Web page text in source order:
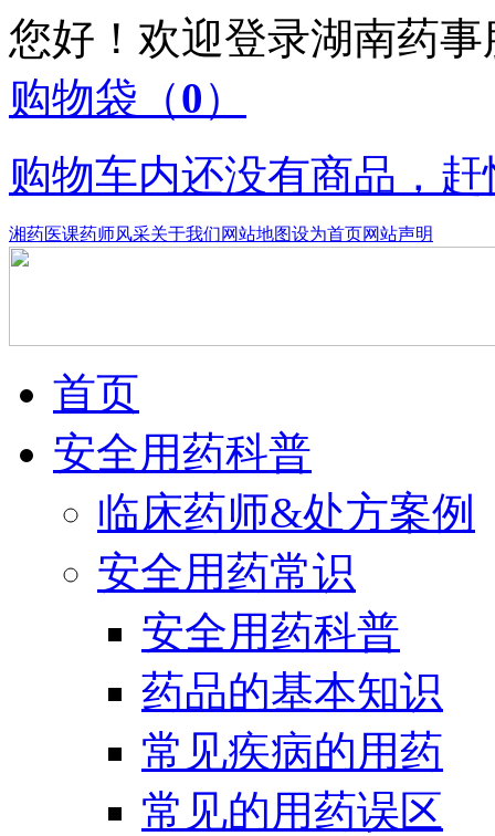
您好！欢迎登录湖南药
购物袋 （0）
购物车内还没有商品，
湘药医课药师风采关于我们网站地图设为首页网站声明
首页
安全用药科普
临床药师&处方案例
安全用药常识
安全用药科普
药品的基本知识
常见疾病的用药
常见的用药误区